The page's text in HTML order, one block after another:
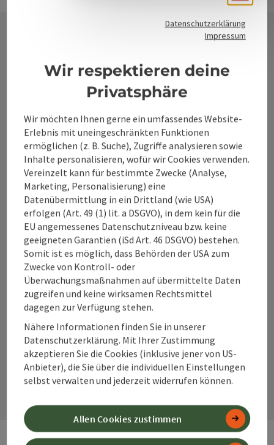
Kontakt
Bahnhofstraße 2
4580 Windischgarsten
+43 50 360 360 360
info@360alpenland.com
InstagramFacebookYouTube
Kontaktformular
Datenschutzerklärung
Impressum
Wir respektieren deine
Privatsphäre
Wir möchten Ihnen gerne ein umfassendes Website-
Erlebnis mit uneingeschränkten Funktionen
ermöglichen (z. B. Suche), Zugriffe analysieren sowie
Inhalte personalisieren, wofür wir Cookies verwenden.
Vereinzelt kann für bestimmte Zwecke (Analyse,
Marketing, Personalisierung) eine
Datenübermittlung in ein Drittland (wie USA)
erfolgen (Art. 49 (1) lit. a DSGVO), in dem kein für die
EU angemessenes Datenschutzniveau bzw. keine
geeigneten Garantien (iSd Art. 46 DSGVO) bestehen.
Somit ist es möglich, dass Behörden der USA zum
Zwecke von Kontroll- oder
Überwachungsmaßnahmen auf übermittelte Daten
zugreifen und keine wirksamen Rechtsmittel
dagegen zur Verfügung stehen.
Nähere Informationen finden Sie in unserer
Datenschutzerklärung. Mit Ihrer Zustimmung
akzeptieren Sie die Cookies (inklusive jener von US-
Anbieter), die Sie über die individuellen Einstellungen
selbst verwalten und jederzeit widerrufen können.
Allen Cookies zustimmen